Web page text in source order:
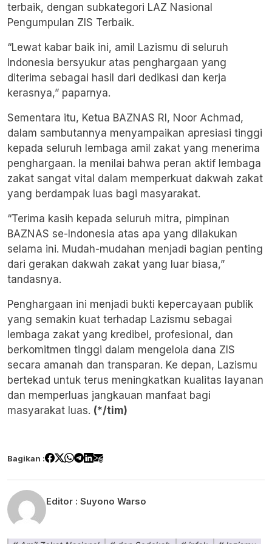
terbaik, dengan subkategori LAZ Nasional
Pengumpulan ZIS Terbaik.
“Lewat kabar baik ini, amil Lazismu di seluruh
Indonesia bersyukur atas penghargaan yang
diterima sebagai hasil dari dedikasi dan kerja
kerasnya,” paparnya.
Sementara itu, Ketua BAZNAS RI, Noor Achmad,
dalam sambutannya menyampaikan apresiasi tinggi
kepada seluruh lembaga amil zakat yang menerima
penghargaan. Ia menilai bahwa peran aktif lembaga
zakat sangat vital dalam memperkuat dakwah zakat
yang berdampak luas bagi masyarakat.
“Terima kasih kepada seluruh mitra, pimpinan
BAZNAS se-Indonesia atas apa yang dilakukan
selama ini. Mudah-mudahan menjadi bagian penting
dari gerakan dakwah zakat yang luar biasa,”
tandasnya.
Penghargaan ini menjadi bukti kepercayaan publik
yang semakin kuat terhadap Lazismu sebagai
lembaga zakat yang kredibel, profesional, dan
berkomitmen tinggi dalam mengelola dana ZIS
secara amanah dan transparan. Ke depan, Lazismu
bertekad untuk terus meningkatkan kualitas layanan
dan memperluas jangkauan manfaat bagi
masyarakat luas. (*/tim)
Bagikan :
Editor : Suyono Warso